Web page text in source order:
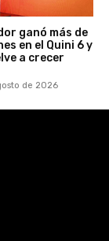
ganó más de
en el Quini 6 y
a crecer
de 2026